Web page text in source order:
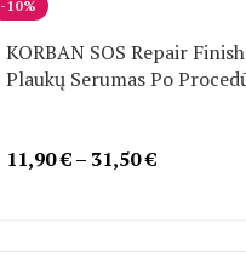
-10%
KORBAN SOS Repair
Plaukų Serumas Po
11,90€ – 31,50€